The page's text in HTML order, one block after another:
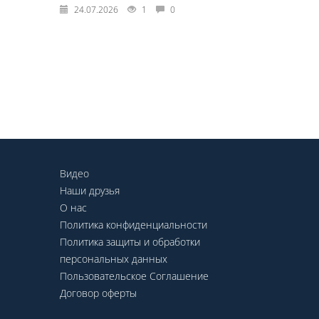
24.07.2026 1 0
Видео
Наши друзья
О нас
Политика конфиденциальности
Политика защиты и обработки
персональных данных
Пользовательское Соглашение
Договор оферты